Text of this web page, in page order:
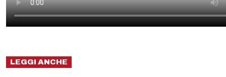
LEGGI ANCHE